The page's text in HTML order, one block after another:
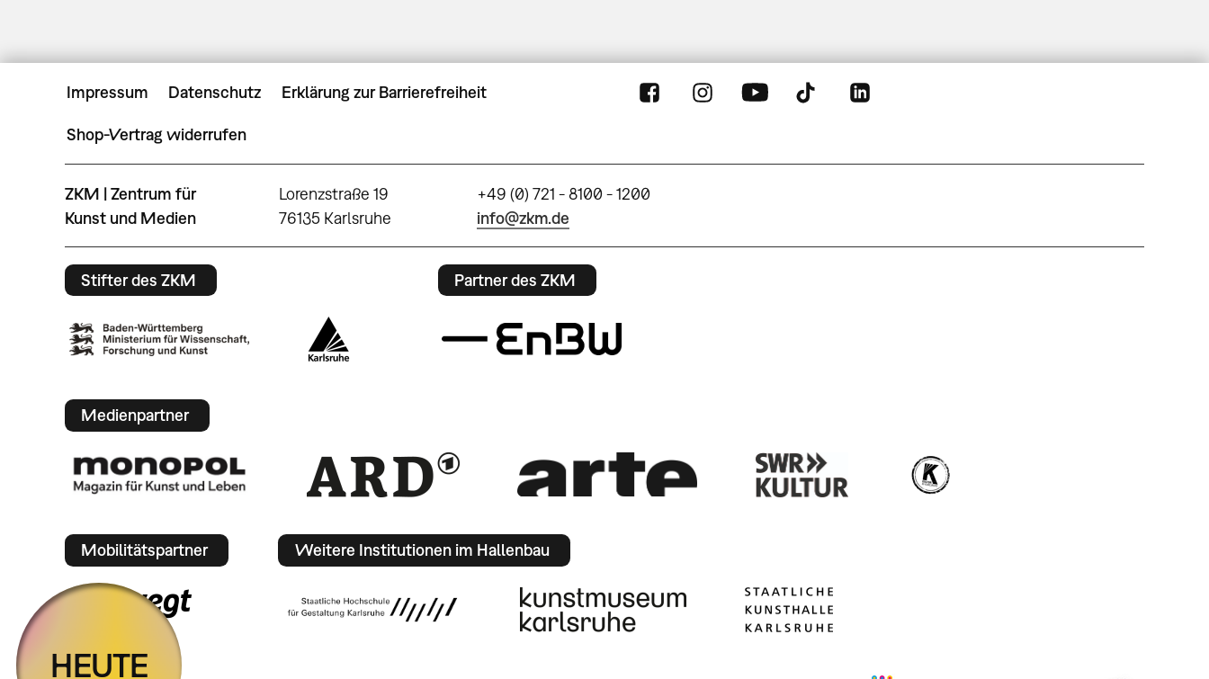
Impressum Datenschutz Erklärung zur Barrierefreiheit
Shop-Vertrag widerrufen
ZKM | Zentrum für
Kunst und Medien
Lorenzstraße 19
76135 Karlsruhe
+49 (0) 721 - 8100 - 1200
info@zkm.de
Stifter des ZKM Partner des ZKM
Medienpartner
Mobilitätspartner Weitere Institutionen im Hallenbau
HEUTE